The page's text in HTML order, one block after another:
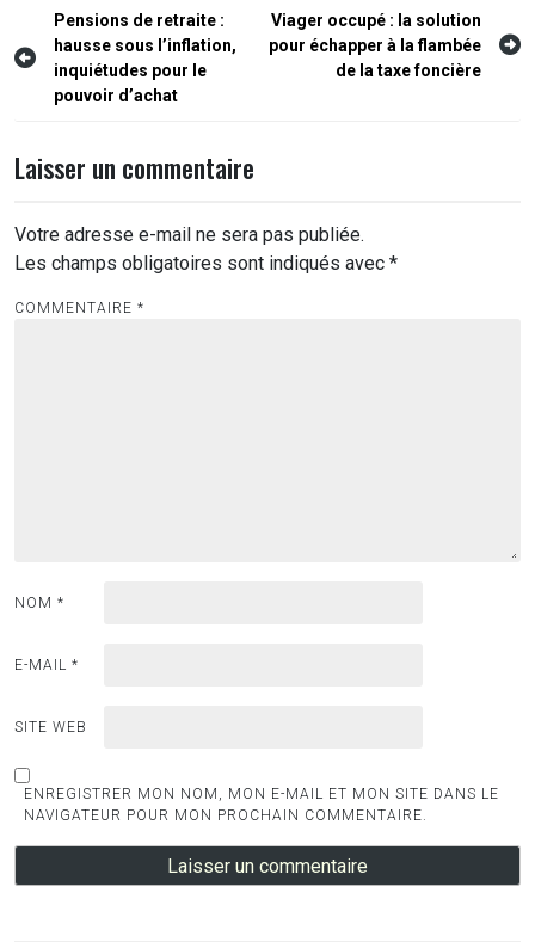
Navigation
de
l’article
Pensions de retraite :
hausse sous l’inflation,
inquiétudes pour le
pouvoir d’achat
Viager occupé : la solution
pour échapper à la flambée
de la taxe foncière
Laisser un commentaire
Votre adresse e-mail ne sera pas publiée.
Les champs obligatoires sont indiqués avec *
COMMENTAIRE *
NOM *
E-MAIL *
SITE WEB
ENREGISTRER MON NOM, MON E-MAIL ET MON SITE DANS LE
NAVIGATEUR POUR MON PROCHAIN COMMENTAIRE.